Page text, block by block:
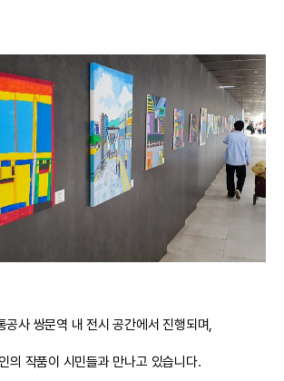
공사 쌍문역 내 전시 공간에서 진행되며,
의 작품이 시민들과 만나고 있습니다.